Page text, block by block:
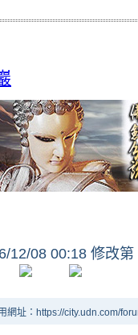
12/08 00:18 修改第
網址：https://city.udn.com/